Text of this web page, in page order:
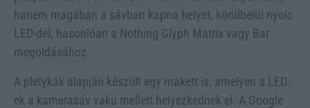
hanem magában a sávban kapna helyet, körülbelül nyolc
LED-del, hasonlóan a Nothing Glyph Matrix vagy Bar
megoldásához.
A pletykák alapján készült egy makett is, amelyen a LED-
ek a kamerasáv vaku mellett helyezkednek el. A Google